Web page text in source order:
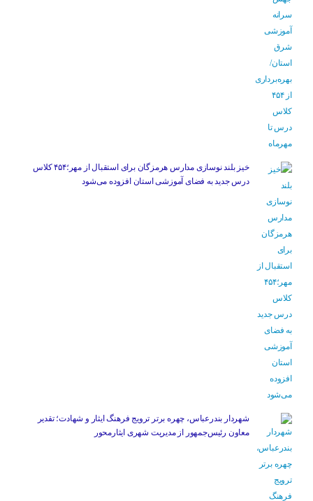
خیز بلند نوسازی مدارس هرمزگان برای استقبال از مهر؛۴۵۴ کلاس
درس جدید به فضای آموزشی استان افزوده می‌شود
شهردار بندرعباس، چهره برتر ترویج فرهنگ ایثار و شهادت؛ تقدیر
معاون رئیس‌جمهور از مدیریت شهری ایثارمحور